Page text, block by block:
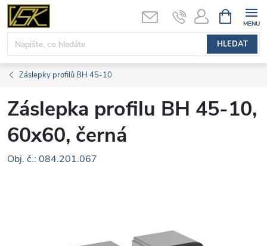
Přejít
obsah
HLEDAT
NÁKUPNÍ
KOŠÍK
Záslepky profilů BH 45-10
Záslepka profilu BH 45-10,
60x60, černá
Obj. č.: 084.201.067